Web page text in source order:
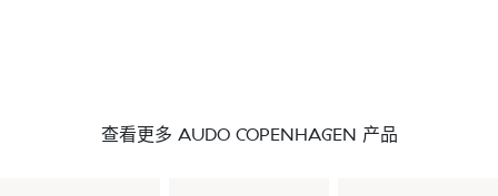
查看更多 AUDO COPENHAGEN 产品